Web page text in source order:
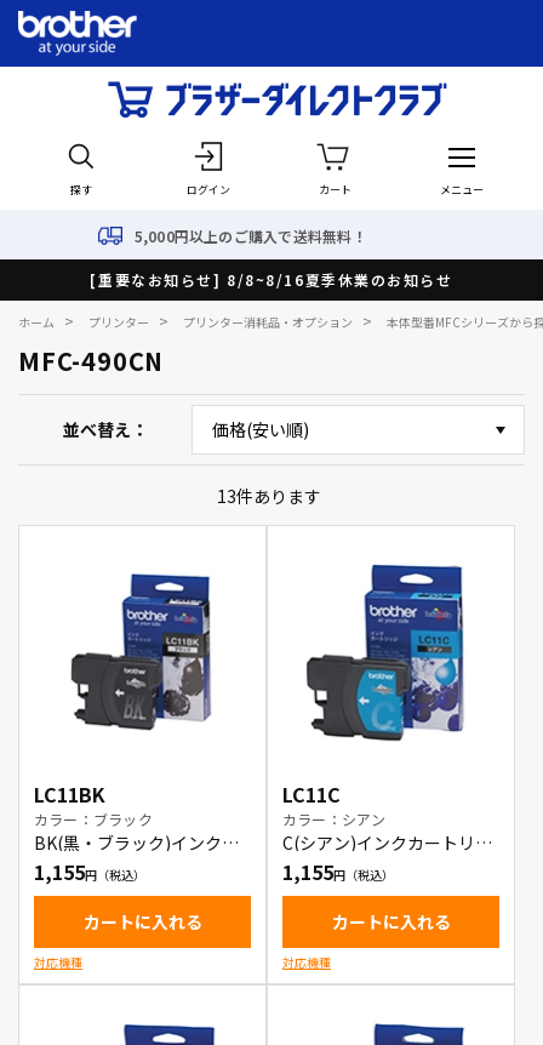
探す ログイン カート メニュー
円以上のご購入で送料無料！
[重要なお知らせ] 8/8~8/16夏季休業のお知らせ
ホーム > プリンター > プリンター消耗品・オプション > 本体型番MFCシリーズから
MFC-490CN
並べ替え
13件あります
LC11BK
カラー：ブラック
BK(黒・ブラック)インクカ
ートリッジ
1,155
カートに入れる
対応機種
LC11C
カラー：シアン
C(シアン)インクカートリッ
ジ
1,155
カートに入れる
対応機種